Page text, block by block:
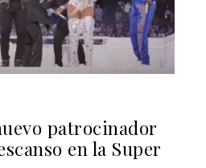
patrocinador
en la Super